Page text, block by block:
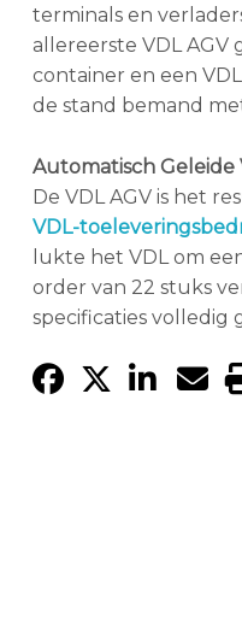
terminals en
allereerste VDL AGV
container en een
de stand bemand
Automatisch
De VDL AGV is het
VDL-
lukte het VDL om
order van 22 stuks
specificaties volledig